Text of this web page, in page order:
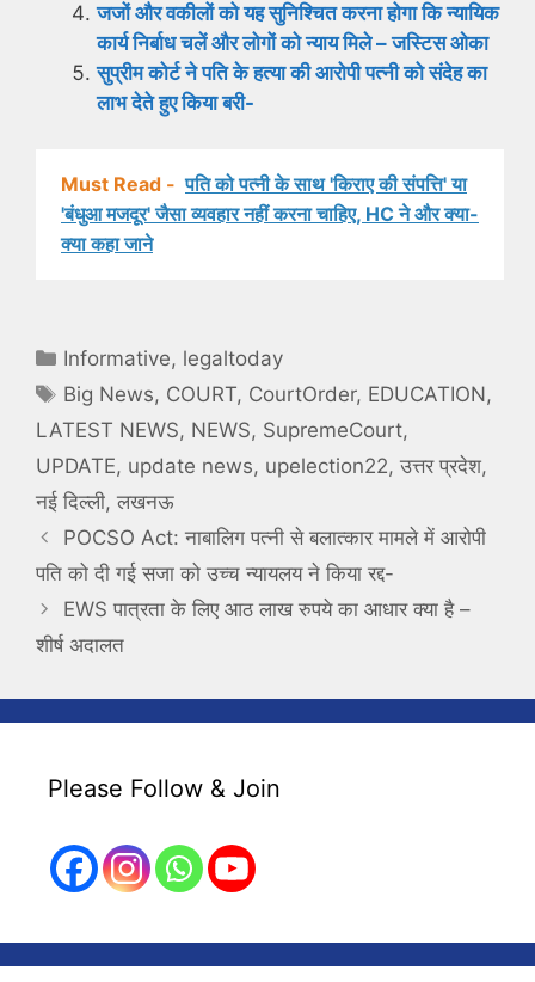
जजों और वकीलों को यह सुनिश्चित करना होगा कि न्यायिक
कार्य निर्बाध चलें और लोगों को न्याय मिले – जस्टिस ओका
सुप्रीम कोर्ट ने पति के हत्या की आरोपी पत्नी को संदेह का
लाभ देते हुए किया बरी-
Must Read - पति को पत्नी के साथ 'किराए की संपत्ति' या
'बंधुआ मजदूर' जैसा व्यवहार नहीं करना चाहिए, HC ने और क्या-
क्या कहा जाने
Categories
Informative, legaltoday
Tags
Big News, COURT, CourtOrder, EDUCATION,
LATEST NEWS, NEWS, SupremeCourt,
UPDATE, update news, upelection22, उत्तर प्रदेश,
नई दिल्ली, लखनऊ
POCSO Act: नाबालिग पत्नी से बलात्कार मामले में आरोपी
पति को दी गई सजा को उच्च न्यायलय ने किया रद्द-
EWS पात्रता के लिए आठ लाख रुपये का आधार क्या है –
शीर्ष अदालत
Please Follow & Join